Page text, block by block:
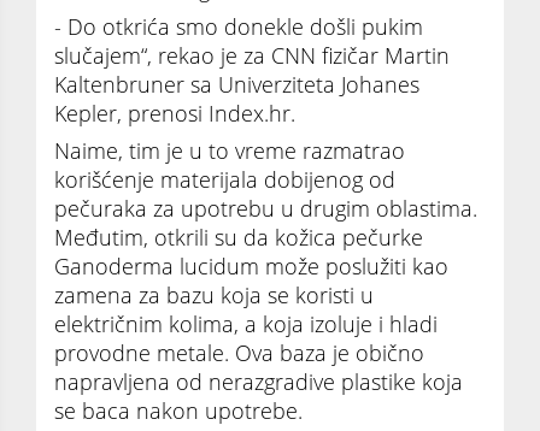
- Do otkrića smo donekle došli pukim
slučajem“, rekao je za CNN fizičar Martin
Kaltenbruner sa Univerziteta Johanes
Kepler, prenosi Index.hr.
Naime, tim je u to vreme razmatrao
korišćenje materijala dobijenog od
pečuraka za upotrebu u drugim oblastima.
Međutim, otkrili su da kožica pečurke
Ganoderma lucidum može poslužiti kao
zamena za bazu koja se koristi u
električnim kolima, a koja izoluje i hladi
provodne metale. Ova baza je obično
napravljena od nerazgradive plastike koja
se baca nakon upotrebe.